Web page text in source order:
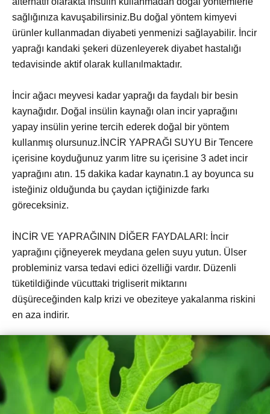
sağlığınıza kavuşabilirsiniz.Bu doğal yöntem kimyevi
ürünler kullanmadan diyabeti yenmenizi sağlayabilir. İncir
yaprağı kandaki şekeri düzenleyerek diyabet hastalığı
tedavisinde aktif olarak kullanılmaktadır.
İncir ağacı meyvesi kadar yaprağı da faydalı bir besin
kaynağıdır. Doğal insülin kaynağı olan incir yaprağını
yapay insülin yerine tercih ederek doğal bir yöntem
kullanmış olursunuz.İNCİR YAPRAĞI SUYU Bir Tencere
içerisine koyduğunuz yarım litre su içerisine 3 adet incir
yaprağını atın. 15 dakika kadar kaynatın.1 ay boyunca su
isteğiniz olduğunda bu çaydan içtiğinizde farkı
göreceksiniz.
İNCİR VE YAPRAĞININ DİĞER FAYDALARI: İncir
yaprağını çiğneyerek meydana gelen suyu yutun. Ülser
probleminiz varsa tedavi edici özelliği vardır. Düzenli
tüketildiğinde vücuttaki trigliserit miktarını
düşüreceğinden kalp krizi ve obeziteye yakalanma riskini
en aza indirir.